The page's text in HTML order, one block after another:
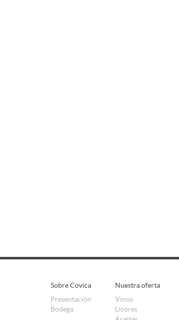
Sobre Covica
Presentación
Bodega
Nuestra oferta
Vinos
Licores